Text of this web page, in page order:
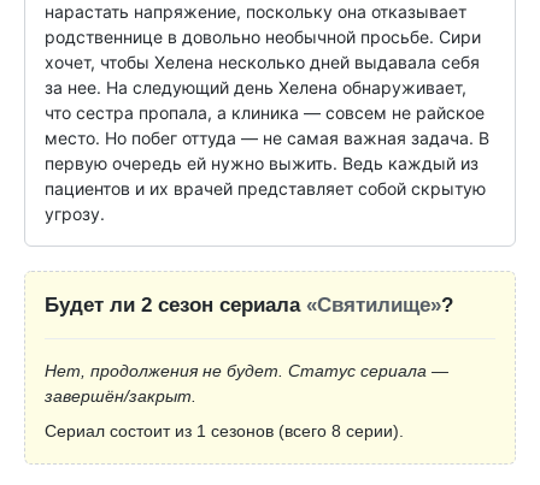
нарастать напряжение, поскольку она отказывает
родственнице в довольно необычной просьбе. Сири
хочет, чтобы Хелена несколько дней выдавала себя
за нее. На следующий день Хелена обнаруживает,
что сестра пропала, а клиника — совсем не райское
место. Но побег оттуда — не самая важная задача. В
первую очередь ей нужно выжить. Ведь каждый из
пациентов и их врачей представляет собой скрытую
угрозу.
Будет ли 2 сезон сериала «Святилище»?
Нет, продолжения не будет. Статус сериала —
завершён/закрыт.
Сериал состоит из 1 сезонов (всего 8 серии).